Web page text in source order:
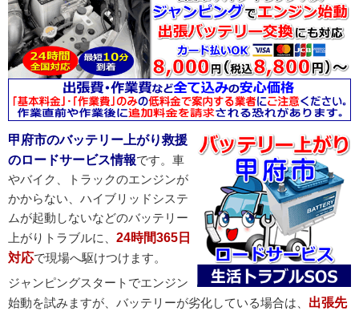
甲府市のバッテリー上がり対応事例
車やバイクのバッテリー上がりに関するトピックス
バッテリー端子の腐食・緩みでバッテリー上がりが起
こる原因
甲府市のバッテリー上がり救援
のロードサービス情報です。車
やバイク、トラックのエンジンが
かからない、ハイブリッドシステ
ムが起動しないなどのバッテリー
上がりトラブルに、 24時間365日
対応で現場へ駆けつけます。
ジャンピングスタートでエンジン
始動を試みますが、バッテリーが劣化している場合は、 出張先